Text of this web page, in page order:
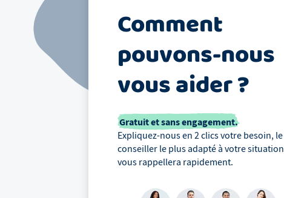
Comment
pouvons-nous
vous aider ?
Gratuit et sans engagement.
Expliquez-nous en 2 clics votre besoin, le
conseiller le plus adapté à votre situation
vous rappellera rapidement.